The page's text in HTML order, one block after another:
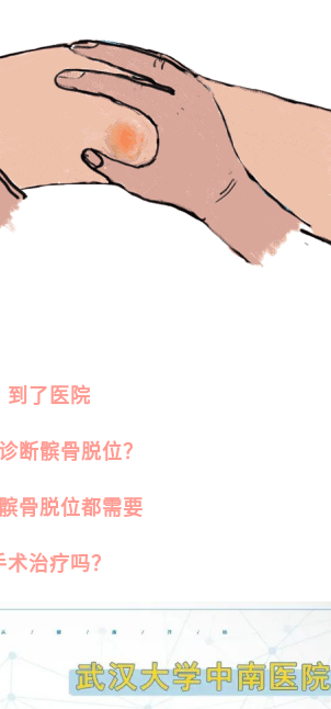
到了医院
断髌骨脱位？
骨脱位都需要
术治疗吗？